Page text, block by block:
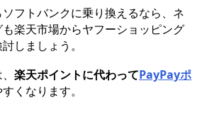
フトバンクに乗り換えるなら、ネ
楽天市場からヤフーショッピング
しましょう。
楽天ポイントに代わってPayPayポ
くなります。